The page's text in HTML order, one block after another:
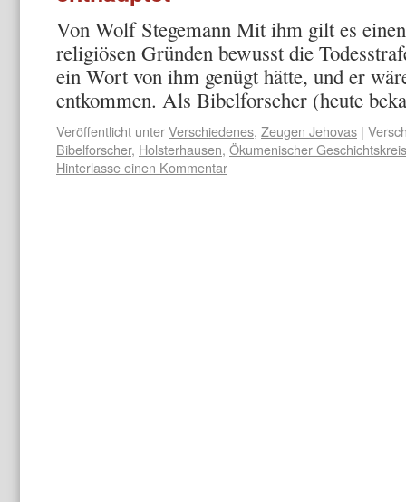
Von Wolf Stegemann Mit ihm gilt es
religiösen Gründen bewusst die
ein Wort von ihm genügt hätte, und er
entkommen. Als Bibelforscher (heute
Veröffentlicht unterVerschiedenes, Zeugen Jehovas |
Bibelforscher, Holsterhausen, Ökumenischer
Hinterlasse einen Kommentar